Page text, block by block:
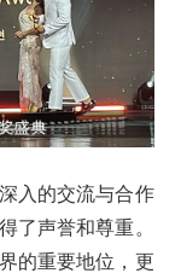
入的交流与合作
了声誉和尊重。
的重要地位，更